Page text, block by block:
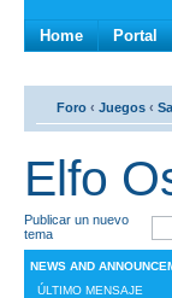
Home Portal
Foro ‹ Juegos ‹
Elfo
Publicar un nuevo
tema
NEWS AND
ÚLTIMO MENSAJE